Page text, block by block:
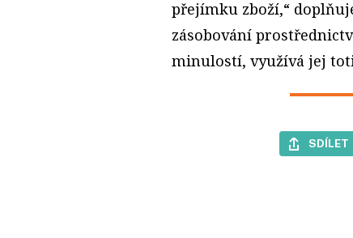
přejímku zboží,“
zásobování
minulostí, využívá jej
SDÍLET